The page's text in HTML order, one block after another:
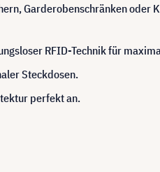
Garderobenschränken
RFID-Technik für
Steckdosen.
perfekt an.